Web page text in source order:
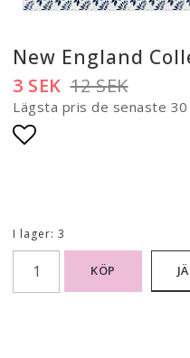
New England
12 SEK
3 SEK
Lägsta pris de senaste 30
I lager: 3
KÖP